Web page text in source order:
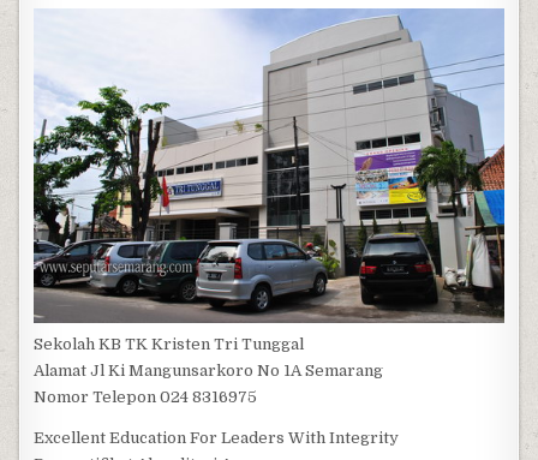
Sekolah KB TK Kristen Tri Tunggal
Alamat Jl Ki Mangunsarkoro No 1A Semarang
Nomor Telepon 024 8316975
Excellent Education For Leaders With Integrity